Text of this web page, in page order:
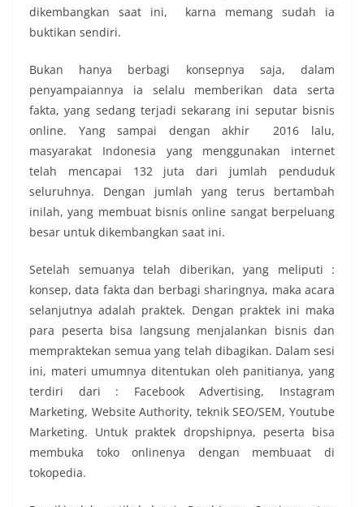
dikembangkan saat ini, karna memang sudah ia
buktikan sendiri.
Bukan hanya berbagi konsepnya saja, dalam
penyampaiannya ia selalu memberikan data serta
fakta, yang sedang terjadi sekarang ini seputar bisnis
online. Yang sampai dengan akhir 2016 lalu,
masyarakat Indonesia yang menggunakan internet
telah mencapai 132 juta dari jumlah penduduk
seluruhnya. Dengan jumlah yang terus bertambah
inilah, yang membuat bisnis online sangat berpeluang
besar untuk dikembangkan saat ini.
Setelah semuanya telah diberikan, yang meliputi :
konsep, data fakta dan berbagi sharingnya, maka acara
selanjutnya adalah praktek. Dengan praktek ini maka
para peserta bisa langsung menjalankan bisnis dan
mempraktekan semua yang telah dibagikan. Dalam sesi
ini, materi umumnya ditentukan oleh panitianya, yang
terdiri dari : Facebook Advertising, Instagram
Marketing, Website Authority, teknik SEO/SEM, Youtube
Marketing. Untuk praktek dropshipnya, peserta bisa
membuka toko onlinenya dengan membuaat di
tokopedia.